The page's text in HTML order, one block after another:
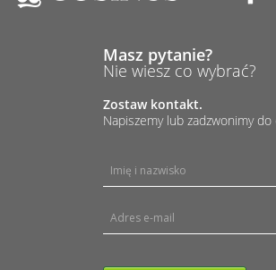
Masz pytanie?
Nie wiesz co wybrać?
Zostaw kontakt.
Napiszemy lub zadzwonimy do